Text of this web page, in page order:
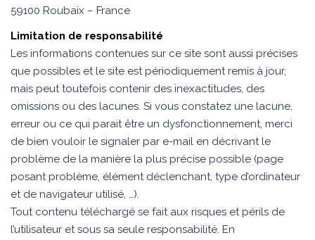
59100 Roubaix – France
Limitation de responsabilité
Les informations contenues sur ce site sont aussi précises
que possibles et le site est périodiquement remis à jour,
mais peut toutefois contenir des inexactitudes, des
omissions ou des lacunes. Si vous constatez une lacune,
erreur ou ce qui parait être un dysfonctionnement, merci
de bien vouloir le signaler par e-mail en décrivant le
problème de la manière la plus précise possible (page
posant problème, élément déclenchant, type d’ordinateur
et de navigateur utilisé, …).
Tout contenu téléchargé se fait aux risques et périls de
l’utilisateur et sous sa seule responsabilité. En